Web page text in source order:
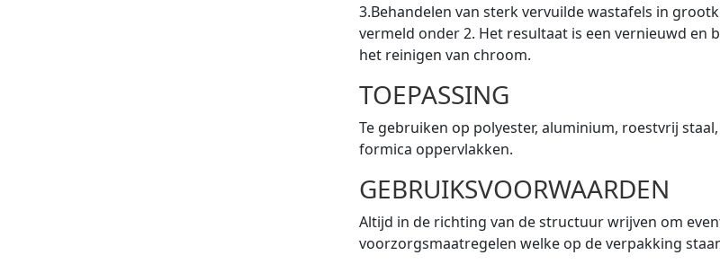
3.Behandelen van sterk vervuilde wastafels in
vermeld onder 2. Het resultaat is een vernieuwd en
het reinigen van chroom.
TOEPASSING
Te gebruiken op polyester, aluminium, roestvrij
formica oppervlakken.
GEBRUIKSVOORWAARDEN
Altijd in de richting van de structuur wrijven om
voorzorgsmaatregelen welke op de verpakking